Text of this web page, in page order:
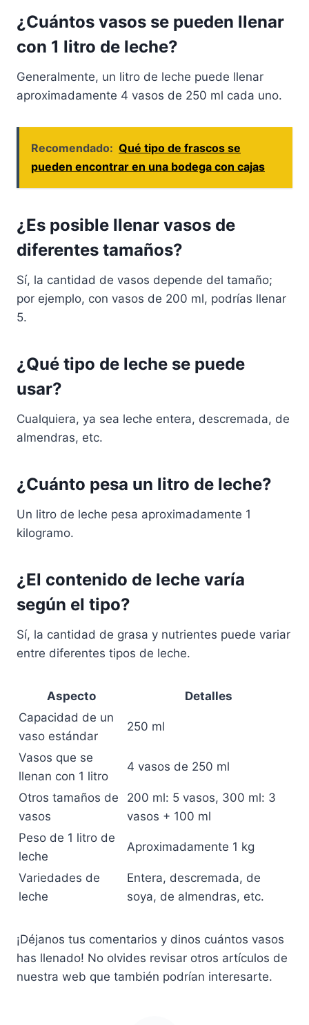
¿Cuántos vasos se pueden llenar
con 1 litro de leche?
Generalmente, un litro de leche puede llenar
aproximadamente 4 vasos de 250 ml cada uno.
Recomendado: Qué tipo de frascos se
pueden encontrar en una bodega con cajas
¿Es posible llenar vasos de
diferentes tamaños?
Sí, la cantidad de vasos depende del tamaño;
por ejemplo, con vasos de 200 ml, podrías llenar
5.
¿Qué tipo de leche se puede
usar?
Cualquiera, ya sea leche entera, descremada, de
almendras, etc.
¿Cuánto pesa un litro de leche?
Un litro de leche pesa aproximadamente 1
kilogramo.
¿El contenido de leche varía
según el tipo?
Sí, la cantidad de grasa y nutrientes puede variar
entre diferentes tipos de leche.
Aspecto
Detalles
Capacidad de un
vaso estándar
250 ml
Vasos que se
llenan con 1 litro
4 vasos de 250 ml
Otros tamaños de
vasos
200 ml: 5 vasos, 300 ml: 3
vasos + 100 ml
Peso de 1 litro de
leche
Aproximadamente 1 kg
Variedades de
leche
Entera, descremada, de
soya, de almendras, etc.
¡Déjanos tus comentarios y dinos cuántos vasos
has llenado! No olvides revisar otros artículos de
nuestra web que también podrían interesarte.